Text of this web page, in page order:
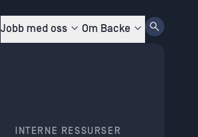
Jobb med oss Om Backe
INTERNE RESSURSER